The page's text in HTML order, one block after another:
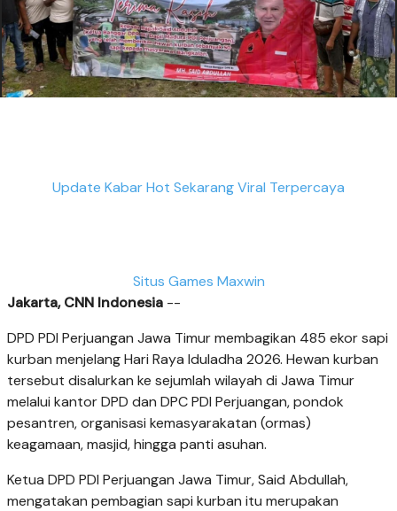
Update Kabar Hot Sekarang Viral Terpercaya
Situs Games Maxwin
Jakarta, CNN Indonesia --
DPD PDI Perjuangan Jawa Timur membagikan 485 ekor sapi
kurban menjelang Hari Raya Iduladha 2026. Hewan kurban
tersebut disalurkan ke sejumlah wilayah di Jawa Timur
melalui kantor DPD dan DPC PDI Perjuangan, pondok
pesantren, organisasi kemasyarakatan (ormas)
keagamaan, masjid, hingga panti asuhan.
Ketua DPD PDI Perjuangan Jawa Timur, Said Abdullah,
mengatakan pembagian sapi kurban itu merupakan